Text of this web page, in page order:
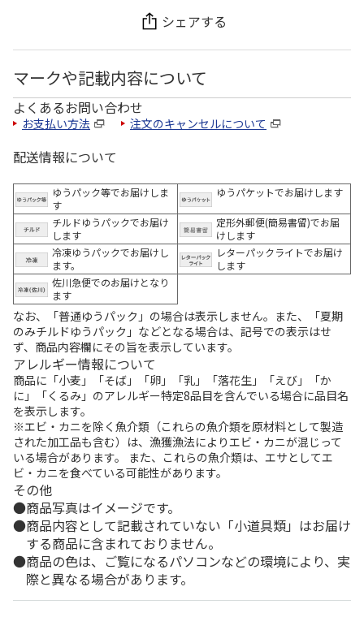
シェアする
マークや記載内容について
よくあるお問い合わせ
お支払い方法 注文のキャンセルについて
配送情報について
ゆうパック等でお届けしま
す
ゆうパケットでお届けします
チルドゆうパックでお届け
します
定形外郵便(簡易書留)でお届
けします
冷凍ゆうパックでお届けし
ます。
レターパックライトでお届け
します
佐川急便でのお届けとなり
ます
なお、「普通ゆうパック」の場合は表示しません。また、「夏期
のみチルドゆうパック」などとなる場合は、記号での表示はせ
ず、商品内容欄にその旨を表示しています。
アレルギー情報について
商品に「小麦」「そば」「卵」「乳」「落花生」「えび」「か
に」「くるみ」のアレルギー特定8品目を含んでいる場合に品目名
を表示します。
※エビ・カニを除く魚介類（これらの魚介類を原材料として製造
された加工品も含む）は、漁獲漁法によりエビ・カニが混じって
いる場合があります。 また、これらの魚介類は、エサとしてエ
ビ・カニを食べている可能性があります。
その他
商品写真はイメージです。
商品内容として記載されていない「小道具類」はお届け
する商品に含まれておりません。
商品の色は、ご覧になるパソコンなどの環境により、実
際と異なる場合があります。